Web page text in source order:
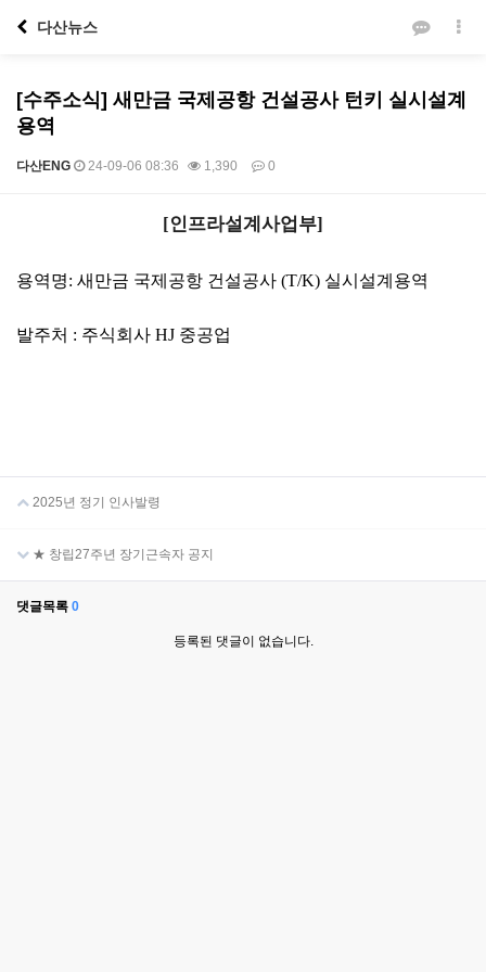
다산뉴스
[수주소식] 새만금 국제공항 건설공사 턴키 실시설계
용역
다산ENG 24-09-06 08:36 1,390 0
[인프라설계사업부]
용역명: 새만금 국제공항 건설공사 (T/K) 실시설계용역
발주처 : 주식회사 HJ 중공업
2025년 정기 인사발령
★ 창립27주년 장기근속자 공지
댓글목록 0
등록된 댓글이 없습니다.